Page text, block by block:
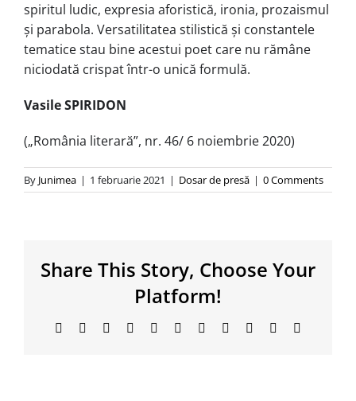
spiritul ludic, expresia aforistică, ironia, prozaismul
și parabola. Versatilitatea stilistică și constantele
tematice stau bine acestui poet care nu rămâne
niciodată crispat într-o unică formulă.
Vasile SPIRIDON
(„România literară”, nr. 46/ 6 noiembrie 2020)
By Junimea | 1 februarie 2021 | Dosar de presă | 0 Comments
Share This Story, Choose Your
Platform!
Facebook BlueskyReddit LinkedInWhatsAppTelegram
TumblrXing Email